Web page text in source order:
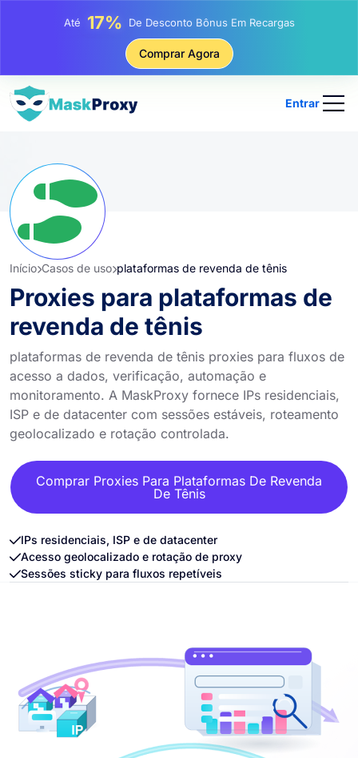
Até25%Desconto Em Compras Estáticas De IP
Desconto Em Compras Rotativas De IP
Comprar Agora
Entrar
Início Casos de uso plataformas de revenda de tênis
Proxies para plataformas de
revenda de tênis
plataformas de revenda de tênis proxies para fluxos de
acesso a dados, verificação, automação e
monitoramento. A MaskProxy fornece IPs residenciais,
ISP e de datacenter com sessões estáveis, roteamento
geolocalizado e rotação controlada.
Comprar Proxies Para Plataformas De Revenda
De Tênis
IPs residenciais, ISP e de datacenter
Acesso geolocalizado e rotação de proxy
Sessões sticky para fluxos repetíveis